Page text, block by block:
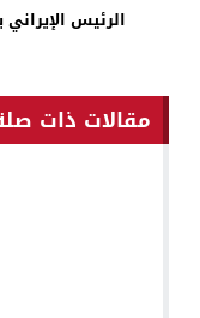
الرئيس
مقالات ذات